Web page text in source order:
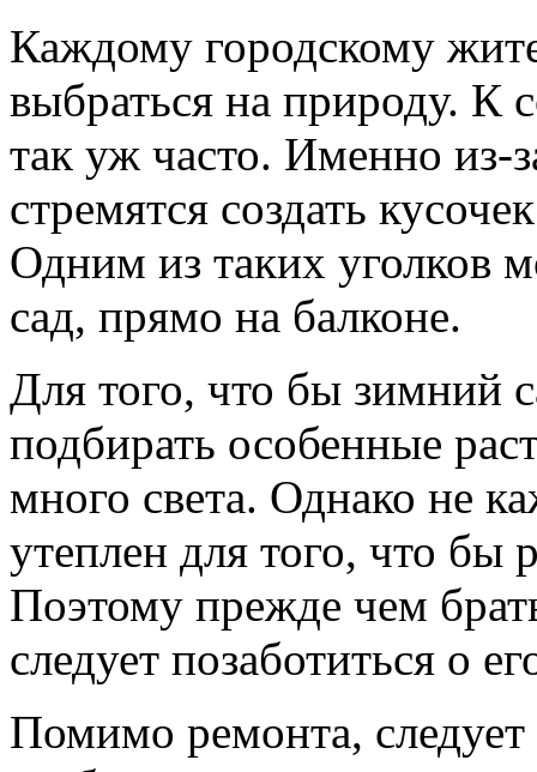
Каждому городскому
выбраться на природу. К
так уж часто. Именно из-
стремятся создать
Одним из таких уголков
сад, прямо на балконе.
Для того, что бы зимний
подбирать особенные
много света. Однако не
утеплен для того, что бы
Поэтому прежде чем
следует позаботиться о
Помимо ремонта,